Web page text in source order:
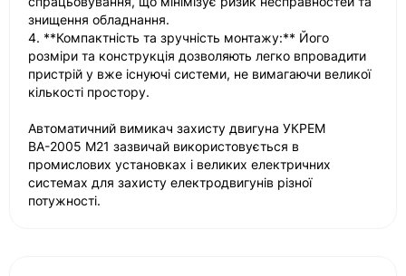
знищення обладнання.
4. **Компактність та зручність монтажу:** Його
розміри та конструкція дозволяють легко впровадити
пристрій у вже існуючі системи, не вимагаючи великої
кількості простору.
Автоматичний вимикач захисту двигуна УКРЕМ
ВА-2005 М21 зазвичай використовується в
промислових установках і великих електричних
системах для захисту електродвигунів різної
потужності.